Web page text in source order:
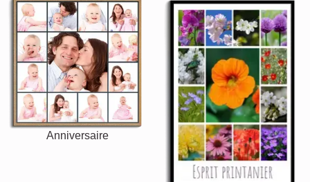
Anniversaire